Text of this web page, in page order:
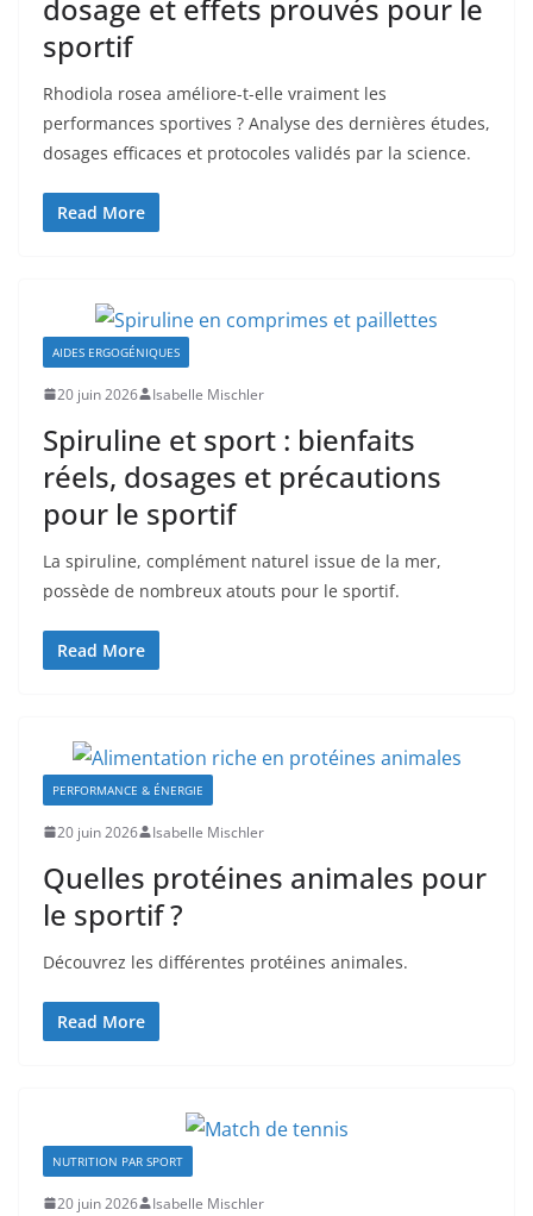
dosage et effets prouvés pour le
sportif
Rhodiola rosea améliore-t-elle vraiment les
performances sportives ? Analyse des dernières études,
dosages efficaces et protocoles validés par la science.
Read More
AIDES ERGOGÉNIQUES
20 juin 2026 Isabelle Mischler
Spiruline et sport : bienfaits
réels, dosages et précautions
pour le sportif
La spiruline, complément naturel issue de la mer,
possède de nombreux atouts pour le sportif.
Read More
PERFORMANCE & ÉNERGIE
20 juin 2026 Isabelle Mischler
Quelles protéines animales pour
le sportif ?
Découvrez les différentes protéines animales.
Read More
NUTRITION PAR SPORT
20 juin 2026 Isabelle Mischler